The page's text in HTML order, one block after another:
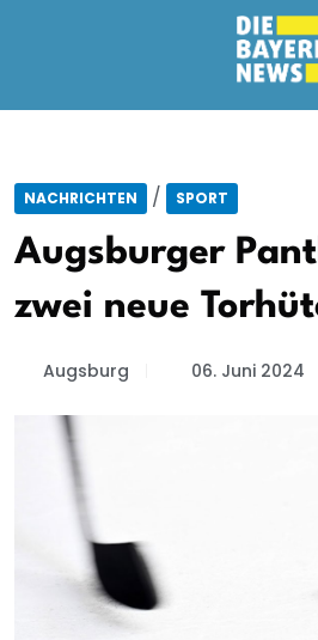
NACHRICHTEN / SPORT
Augsburger
zwei neue
Augsburg 06. Juni 2024